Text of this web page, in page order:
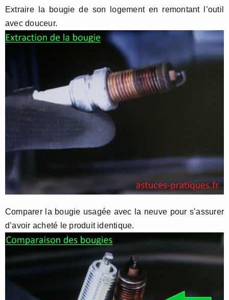
Extraire la bougie de son logement en remontant l’outil
avec douceur.
Comparer la bougie usagée avec la neuve pour s’assurer
d’avoir acheté le produit identique.